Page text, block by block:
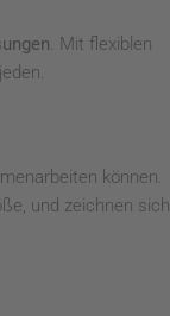
. Mit flexiblen
können.
und zeichnen sich